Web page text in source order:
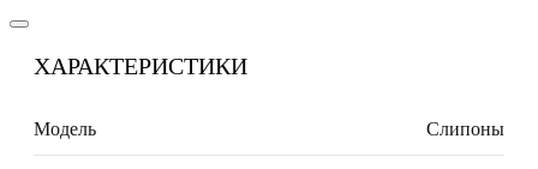
ХАРАКТЕРИСТИКИ
Модель Слипоны